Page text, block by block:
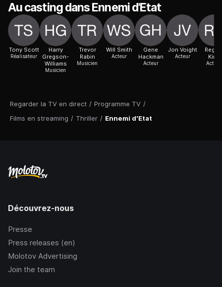
Regarder la TV en direct / Programme TV /
Films en streaming / Thriller / Ennemi d'Etat
Au casting dans Ennemi d'Etat
Tony Scott
Réalisateur
Harry
Gregson-
Williams
Musicien
Trevor
Rabin
Musicien
Will Smith
Acteur
Gene
Hackman
Acteur
Jon Voight
Acteur
King
Actrice
Découvrez-nous
Presse
Press releases (en)
Molotov Advertising
Join the team